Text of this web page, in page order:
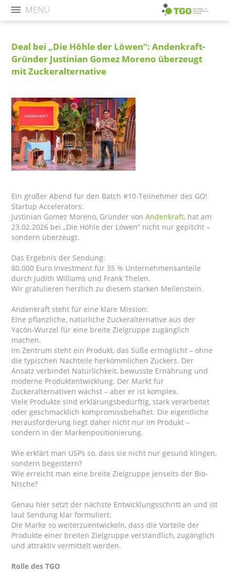
MENÜ
Deal bei „Die Höhle der Löwen“: Andenkraft-
Gründer Justinian Gomez Moreno überzeugt
mit Zuckeralternative
Ein großer Abend für den Batch #10-Teilnehmer des GO!
Startup Accelerators:
Justinian Gomez Moreno, Gründer vonAndenkraft, hat am
23.02.2026 bei „Die Höhle der Löwen“ nicht nur gepitcht –
sondern überzeugt.
Das Ergebnis der Sendung:
80.000 Euro Investment für 35 % Unternehmensanteile
durch Judith Williams und Frank Thelen.
Wir gratulieren herzlich zu diesem starken Meilenstein.
Andenkraft steht für eine klare Mission:
Eine pflanzliche, natürliche Zuckeralternative aus der
Yacón-Wurzel für eine breite Zielgruppe zugänglich
machen.
Im Zentrum steht ein Produkt, das Süße ermöglicht – ohne
die typischen Nachteile herkömmlichen Zuckers. Der
Ansatz verbindet Natürlichkeit, bewusste Ernährung und
moderne Produktentwicklung. Der Markt für
Zuckeralternativen wächst – aber er ist komplex.
Viele Produkte sind erklärungsbedürftig, stark verarbeitet
oder geschmacklich kompromissbehaftet. Die eigentliche
Herausforderung liegt daher nicht nur im Produkt –
sondern in der Markenpositionierung.
Wie erklärt man USPs so, dass sie nicht nur gesund klingen,
sondern begeistern?
Wie erreicht man eine breite Zielgruppe jenseits der Bio-
Nische?
Genau hier setzt der nächste Entwicklungsschritt an und ist
laut Sendung klar formuliert:
Die Marke so weiterzuentwickeln, dass die Vorteile der
Produkte einer breiten Zielgruppe verständlich, zugänglich
und attraktiv vermittelt werden.
Rolle des TGO